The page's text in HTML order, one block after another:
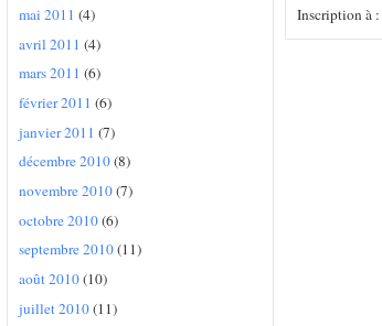
mai 2011 (4)
avril 2011 (4)
mars 2011 (6)
février 2011 (6)
janvier 2011 (7)
décembre 2010(8)
novembre 2010(7)
octobre 2010(6)
septembre 2010(11)
août 2010(10)
juillet 2010(11)
Inscription à :